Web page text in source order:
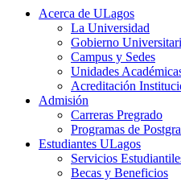
Acerca de ULagos
La Universidad
Gobierno
Campus y Sedes
Unidades
Acreditación
Admisión
Carreras Pregrado
Programas de
Estudiantes ULagos
Servicios
Becas y Beneficios